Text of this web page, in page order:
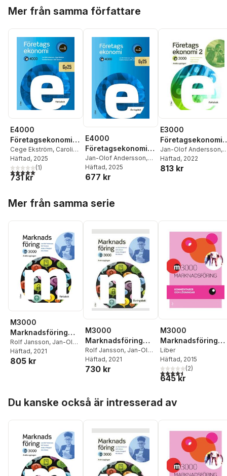
Mer från samma författare
E4000
Företagsekonomi
nivå 1 Faktabok
Cege Ekström, Caroline
Hansson,Rolf Jansson
Jan-Olof Andersson
Häftad, 2025
5,0utav 5 stjärnor. Totalt antal röster:
(1)
731 kr
E4000
Företagsekonomi
nivå 1 Övningsbok
Jan-Olof Andersson,
Cege Ekström
Hansson
Häftad, 2025
677 kr
E3000
Företagsekonomi
Faktabok
Jan-Olof Andersson,
Cege Ekström
Jansson
Häftad, 2022
813 kr
Mer från samma serie
M3000
Marknadsföring
Faktabok
Rolf Jansson, Jan-Olof
Andersson,Anders
Pihlsgård
Häftad, 2021
805 kr
M3000
Marknadsföring
Övningsbok
Rolf Jansson, Jan-Olof
Andersson,Anders
Pihlsgård
Häftad, 2021
730 kr
M3000
Marknadsföring
Kommentarer och
lösningar
Liber
Häftad, 2015
4,5utav 5 stjärnor.
(2)
645 kr
Du kanske också är intresserad av